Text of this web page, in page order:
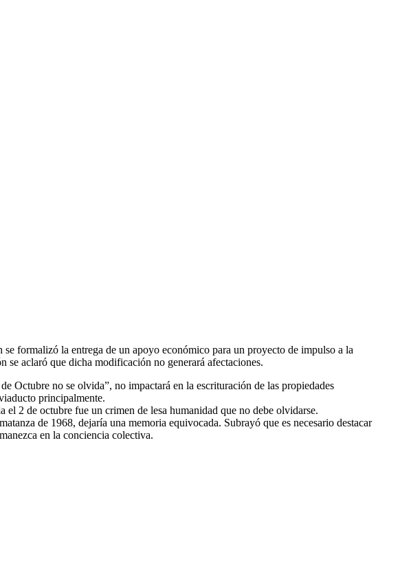
formalizó la entrega de un apoyo económico para un proyecto de impulso a la
aclaró que dicha modificación no generará afectaciones.
Octubre no se olvida”, no impactará en la escrituración de las propiedades
principalmente.
el 2 de octubre fue un crimen de lesa humanidad que no debe olvidarse.
de 1968, dejaría una memoria equivocada. Subrayó que es necesario destacar
en la conciencia colectiva.